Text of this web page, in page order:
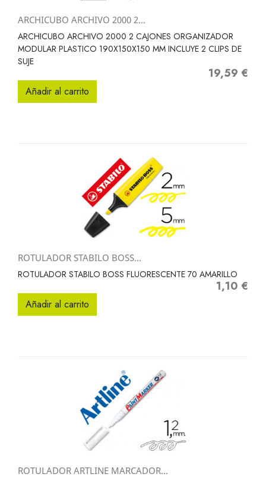
ARCHICUBO ARCHIVO 2000 2...
ARCHICUBO ARCHIVO 2000 2 CAJONES ORGANIZADOR
MODULAR PLASTICO 190X150X150 MM INCLUYE 2 CLIPS DE
SUJE
Precio
19,59 €
Añadir al carrito
ROTULADOR STABILO BOSS...
ROTULADOR STABILO BOSS FLUORESCENTE 70 AMARILLO
Precio
1,10 €
Añadir al carrito
ROTULADOR ARTLINE MARCADOR...